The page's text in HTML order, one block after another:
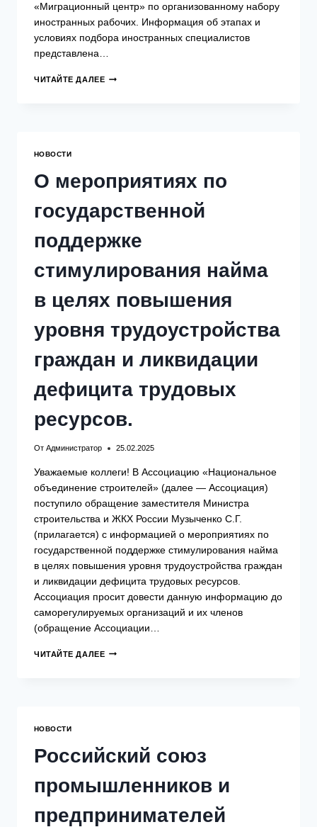
«Миграционный центр» по организованному набору
иностранных рабочих. Информация об этапах и
условиях подбора иностранных специалистов
представлена…
ЧИТАЙТЕ ДАЛЕЕУСЛУГИ
НОВОСТИ
О мероприятиях по
государственной
поддержке
стимулирования найма
в целях повышения
уровня трудоустройства
граждан и ликвидации
дефицита трудовых
ресурсов.
От Администратор 25.02.2025
Уважаемые коллеги! В Ассоциацию «Национальное
объединение строителей» (далее — Ассоциация)
поступило обращение заместителя Министра
строительства и ЖКХ России Музыченко С.Г.
(прилагается) с информацией о мероприятиях по
государственной поддержке стимулирования найма
в целях повышения уровня трудоустройства граждан
и ликвидации дефицита трудовых ресурсов.
Ассоциация просит довести данную информацию до
саморегулируемых организаций и их членов
(обращение Ассоциации…
ЧИТАЙТЕ ДАЛЕЕО
ПОВЫШЕНИЯ
ТРУДОУСТРОЙСТВА
ГРАЖДАН
ЛИКВИДАЦИИ
НОВОСТИ
Российский союз
промышленников и
предпринимателей